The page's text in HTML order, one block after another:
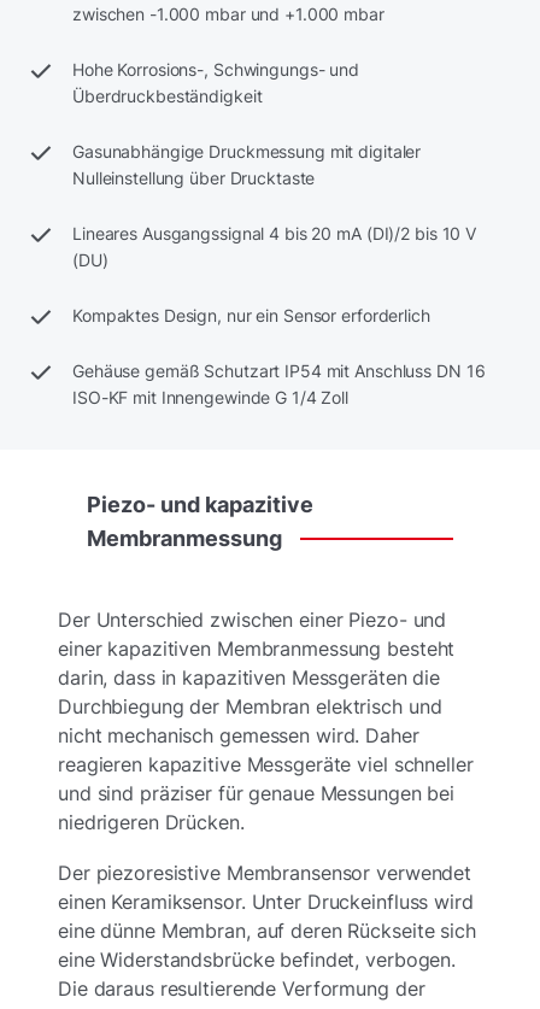
zwischen -1.000 mbar und +1.000 mbar
Hohe Korrosions-, Schwingungs- und
Überdruckbeständigkeit
Gasunabhängige Druckmessung mit digitaler
Nulleinstellung über Drucktaste
Lineares Ausgangssignal 4 bis 20 mA (DI)/2 bis 10 V
(DU)
Kompaktes Design, nur ein Sensor erforderlich
Gehäuse gemäß Schutzart IP54 mit Anschluss DN 16
ISO-KF mit Innengewinde G 1/4 Zoll
Piezo- und kapazitive
Membranmessung
Der Unterschied zwischen einer Piezo- und
einer kapazitiven Membranmessung besteht
darin, dass in kapazitiven Messgeräten die
Durchbiegung der Membran elektrisch und
nicht mechanisch gemessen wird. Daher
reagieren kapazitive Messgeräte viel schneller
und sind präziser für genaue Messungen bei
niedrigeren Drücken.
Der piezoresistive Membransensor verwendet
einen Keramiksensor. Unter Druckeinfluss wird
eine dünne Membran, auf deren Rückseite sich
eine Widerstandsbrücke befindet, verbogen.
Die daraus resultierende Verformung der